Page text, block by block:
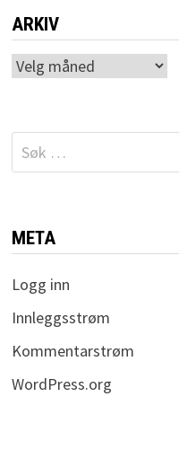
ARKIV
Arkiv
Søk
etter:
META
Logg inn
Innleggsstrøm
Kommentarstrøm
WordPress.org